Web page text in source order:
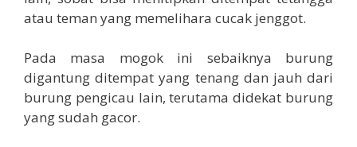
atau teman yang memelihara cucak jenggot.
Pada masa mogok ini sebaiknya burung
digantung ditempat yang tenang dan jauh dari
burung pengicau lain, terutama didekat burung
yang sudah gacor.